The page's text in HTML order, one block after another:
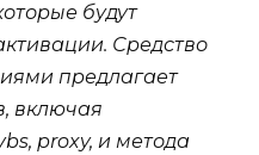
будут
Средство
предлагает
включая
proxy, и метода